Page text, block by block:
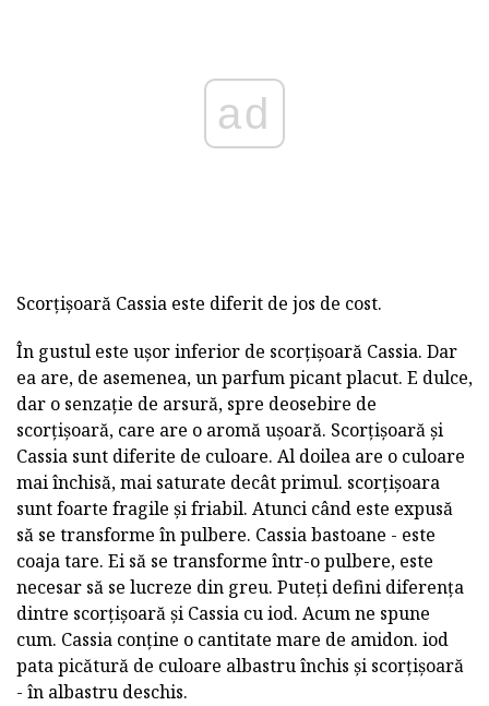
ad
Scorțișoară Cassia este diferit de jos de cost.
În gustul este ușor inferior de scorțișoară Cassia. Dar
ea are, de asemenea, un parfum picant placut. E dulce,
dar o senzație de arsură, spre deosebire de
scorțișoară, care are o aromă ușoară. Scorțișoară și
Cassia sunt diferite de culoare. Al doilea are o culoare
mai închisă, mai saturate decât primul. scorțișoara
sunt foarte fragile și friabil. Atunci când este expusă
să se transforme în pulbere. Cassia bastoane - este
coaja tare. Ei să se transforme într-o pulbere, este
necesar să se lucreze din greu. Puteți defini diferența
dintre scorțișoară și Cassia cu iod. Acum ne spune
cum. Cassia conține o cantitate mare de amidon. iod
pata picătură de culoare albastru închis și scorțișoară
- în albastru deschis.